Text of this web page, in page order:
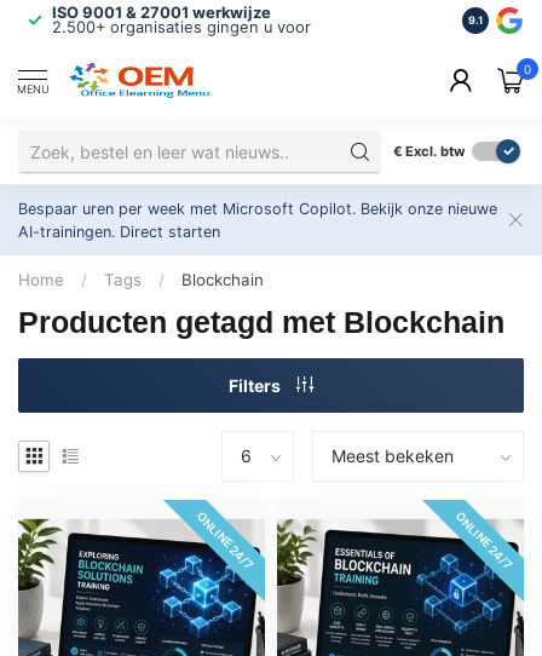
ISO 9001 & 27001 werkwijze
2.500+ organisaties gingen u voor
Altijd op
9.1
MENU
0
€ Excl. btw
Bespaar uren per week met Microsoft Copilot. Bekijk onze nieuwe
AI-trainingen. Direct starten
Home / Tags / Blockchain
Producten getagd met Blockchain
Filters
ONLINE 24/7 ONLINE 24/7